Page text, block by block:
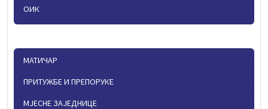
ОИК
МАТИЧАР
ПРИТУЖБЕ И ПРЕПОРУКЕ
МЈЕСНЕ ЗАЈЕДНИЦЕ